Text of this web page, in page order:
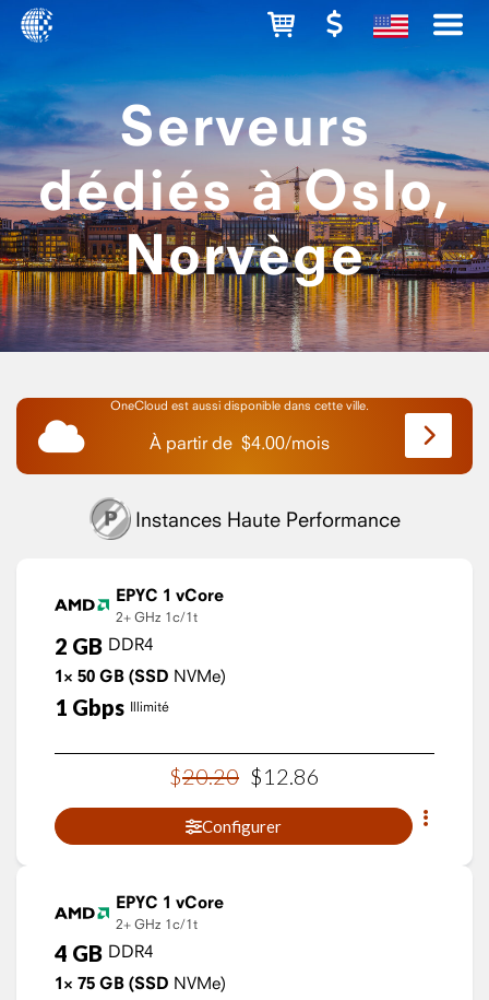
Serveurs
dédiés à Oslo,
Norvège
OneCloud est aussi disponible dans cette ville.
À partir de $4.00/mois
Instances Haute Performance
EPYC 1 vCore
2+ GHz 1c/1t
2 GB DDR4
1× 50 GB (SSD NVMe)
1 Gbps Illimité
$20.20 $12.86
Configurer
EPYC 1 vCore
2+ GHz 1c/1t
4 GB DDR4
1× 75 GB (SSD NVMe)